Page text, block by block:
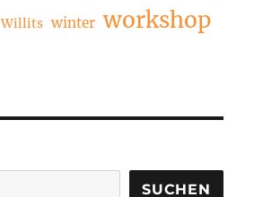
Willits winter workshop
SUCHEN